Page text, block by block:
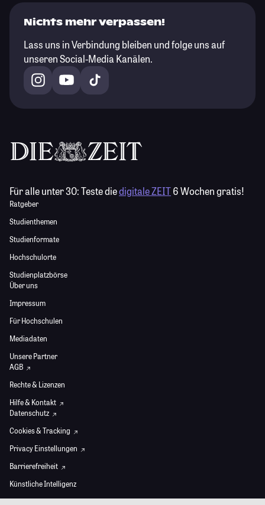
Nichts mehr verpassen!
Lass uns in Verbindung bleiben und folge uns auf
unseren Social-Media Kanälen.
Für alle unter 30:Teste diedigitale ZEIT6 Wochen gratis!
Ratgeber
Studienthemen
Studienformate
Hochschulorte
Studienplatzbörse
Über uns
Impressum
Für Hochschulen
Mediadaten
Unsere Partner
AGB
Rechte & Lizenzen
Hilfe & Kontakt
Datenschutz
Cookies & Tracking
Privacy Einstellungen
Barrierefreiheit
Künstliche Intelligenz